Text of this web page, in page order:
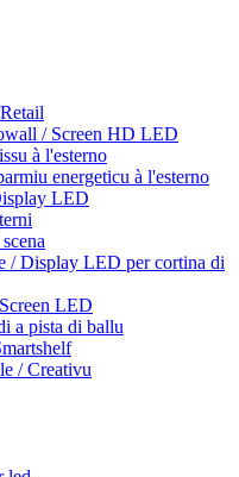
/ Screen HD LED
à l'esterno
energeticu à l'esterno
LED
/ Display LED per cortina di
LED
a pista di ballu
/ Creativu